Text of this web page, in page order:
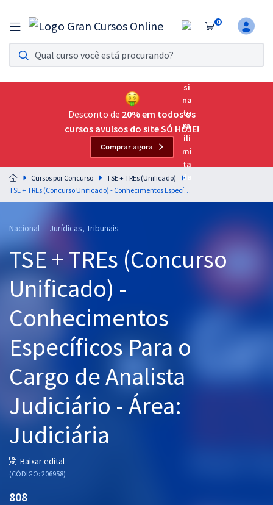
0
Assinatura Ilimitada 11
Acesso a todos os cursos. Teste grátis por 7 dias!
Assinatura OAB Até Passar
Acesso ilimitado a toda preparação para o Exame da
Residências Multiprofissionais
Preparação completa e intensiva para as principais
residências em saúde do Brasil
Cursos 20% OFF
Graduação
OAB
Questões grátis
Conteúdo gratuito
Aprovados
Desconto de 20% em todos os
cursos avulsos do site SÓ HOJE!
Comprar agora
Cursos por Concurso
TSE + TREs (Unificado)
TSE + TREs (Concurso Unificado) - Conhecimentos Específicos Para o Cargo de Analista Judiciário - Área: Judiciária
Nacional - Jurídicas, Tribunais
TSE + TREs (Concurso
Unificado) -
Conhecimentos
Específicos Para o
Cargo de Analista
Judiciário - Área:
Judiciária
Baixar edital
(CÓDIGO: 206958)
808